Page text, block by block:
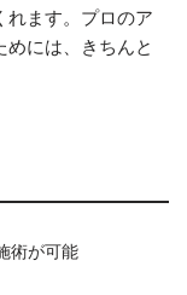
れます。プロのア
めには、きちんと
術が可能